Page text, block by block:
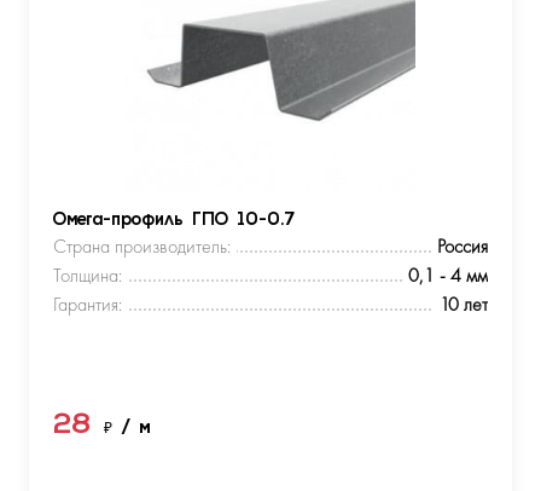
Омега-профиль ГПО 10-0.7
Страна производитель:
Россия
Толщина:
0,1 - 4 мм
Гарантия:
10 лет
28 ₽ / м